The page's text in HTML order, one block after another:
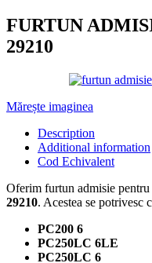
FURTUN
29210
Mărește imaginea
Description
Additional information
Cod Echivalent
Oferim furtun admisie
29210. Acestea se potrivesc
PC200 6
PC250LC 6LE
PC250LC 6